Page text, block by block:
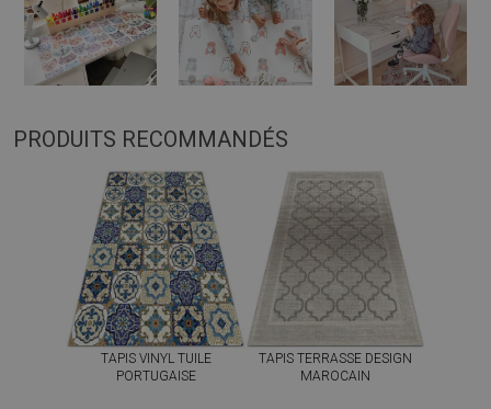
PRODUITS RECOMMANDÉS
TAPIS VINYL TUILE
PORTUGAISE
TAPIS TERRASSE DESIGN
MAROCAIN